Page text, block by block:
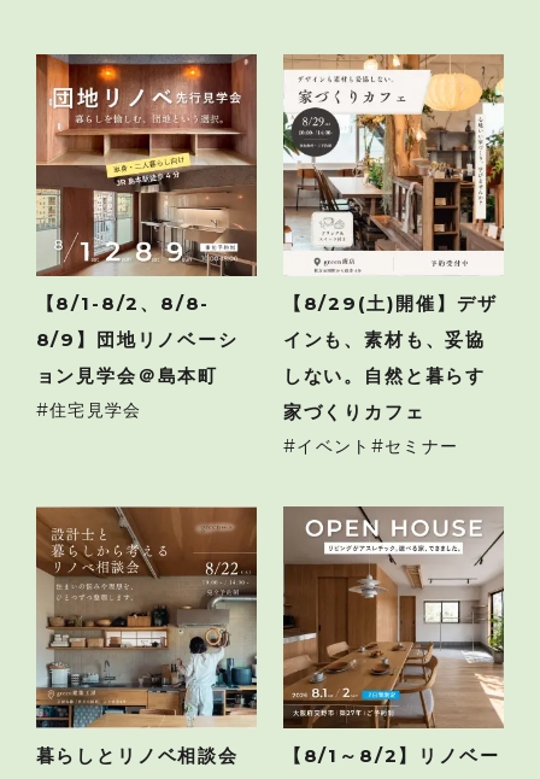
【8/1-8/2、8/8-
8/9】団地リノベーシ
ョン見学会＠島本町
住宅見学会
【8/29(土)開催】デザ
インも、素材も、妥協
しない。自然と暮らす
家づくりカフェ
イベント セミナー
暮らしとリノベ相談会
【8/1～8/2】リノベー